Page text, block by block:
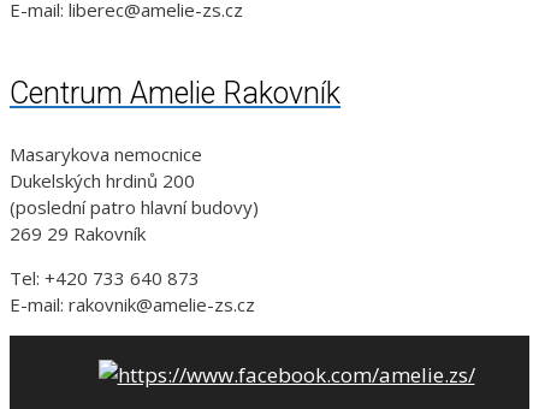
E-mail: liberec@amelie-zs.cz
Centrum Amelie Rakovník
Masarykova nemocnice
Dukelských hrdinů 200
(poslední patro hlavní budovy)
269 29 Rakovník
Tel: +420 733 640 873
E-mail: rakovnik@amelie-zs.cz